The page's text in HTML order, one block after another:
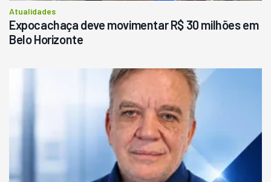
Consultar
Atualidades
Expocachaça deve movimentar R$ 30 milhões em
Belo Horizonte